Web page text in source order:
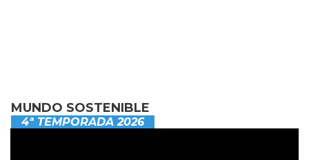
MUNDO SOSTENIBLE
4ª TEMPORADA 2026